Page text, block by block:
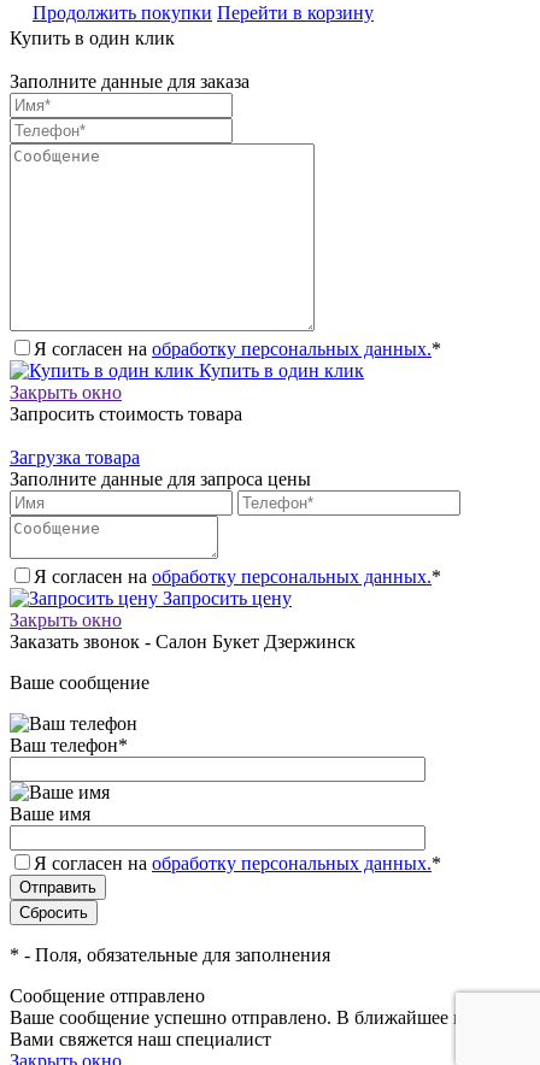
Продолжить покупки Перейти в корзину
Купить в один клик
Заполните данные для заказа
Я согласен на обработку персональных данных.*
Купить в один клик
Закрыть окно
Запросить стоимость товара
Загрузка товара
Заполните данные для запроса цены
Я согласен на обработку персональных данных.*
Запросить цену
Закрыть окно
Заказать звонок - Салон Букет Дзержинск
Ваше сообщение
Ваш телефон*
Ваше имя
Я согласен на обработку персональных данных.*
* - Поля, обязательные для заполнения
Сообщение отправлено
Ваше сообщение успешно отправлено. В ближайшее время с
Вами свяжется наш специалист